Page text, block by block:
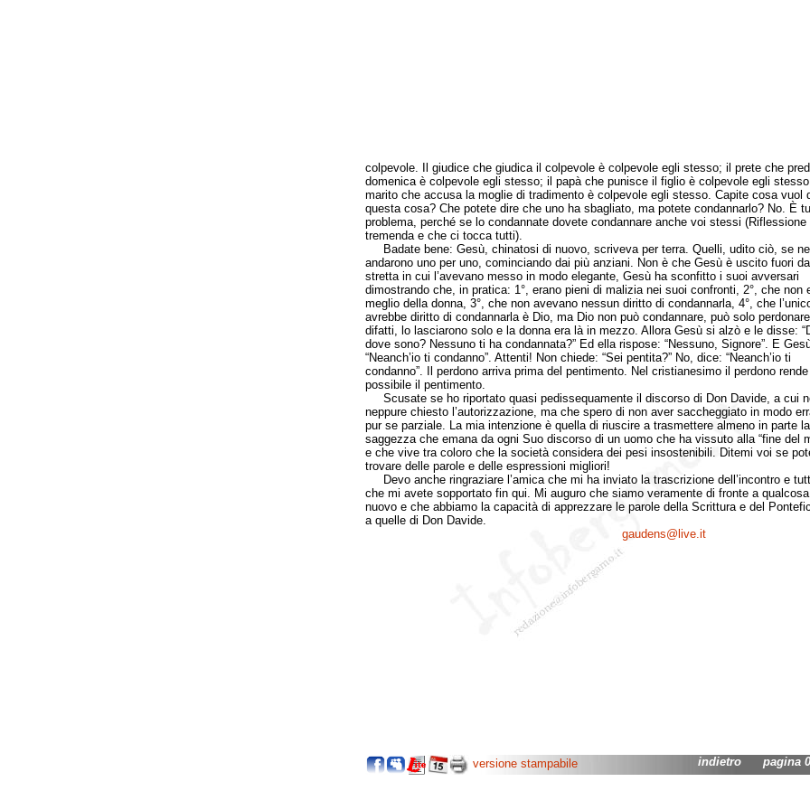
colpevole. Il giudice che giudica il colpevole è colpevole egli stesso; il prete che
domenica è colpevole egli stesso; il papà che punisce il figlio è colpevole egli
marito che accusa la moglie di tradimento è colpevole egli stesso. Capite cosa vuol
questa cosa? Che potete dire che uno ha sbagliato, ma potete condannarlo? No. È
problema, perché se lo condannate dovete condannare anche voi stessi (Riflessione
tremenda e che ci tocca tutti).
Badate bene: Gesù, chinatosi di nuovo, scriveva per terra. Quelli, udito ciò, se ne
andarono uno per uno, cominciando dai più anziani. Non è che Gesù è uscito fuori
stretta in cui l’avevano messo in modo elegante, Gesù ha sconfitto i suoi avversari
dimostrando che, in pratica: 1°, erano pieni di malizia nei suoi confronti, 2°, che non
meglio della donna, 3°, che non avevano nessun diritto di condannarla, 4°, che
avrebbe diritto di condannarla è Dio, ma Dio non può condannare, può solo
difatti, lo lasciarono solo e la donna era là in mezzo. Allora Gesù si alzò e le disse:
dove sono? Nessuno ti ha condannata?” Ed ella rispose: “Nessuno, Signore”. E
“Neanch’io ti condanno”. Attenti! Non chiede: “Sei pentita?” No, dice: “Neanch’io ti
condanno”. Il perdono arriva prima del pentimento. Nel cristianesimo il perdono rende
possibile il pentimento.
Scusate se ho riportato quasi pedissequamente il discorso di Don Davide, a cui
neppure chiesto l’autorizzazione, ma che spero di non aver saccheggiato in modo
pur se parziale. La mia intenzione è quella di riuscire a trasmettere almeno in parte la
saggezza che emana da ogni Suo discorso di un uomo che ha vissuto alla “fine del
e che vive tra coloro che la società considera dei pesi insostenibili. Ditemi voi se
trovare delle parole e delle espressioni migliori!
Devo anche ringraziare l’amica che mi ha inviato la trascrizione dell’incontro e
che mi avete sopportato fin qui. Mi auguro che siamo veramente di fronte a
nuovo e che abbiamo la capacità di apprezzare le parole della Scrittura e del
a quelle di Don Davide.
gaudens@live.it
versione stampabile indietropagina